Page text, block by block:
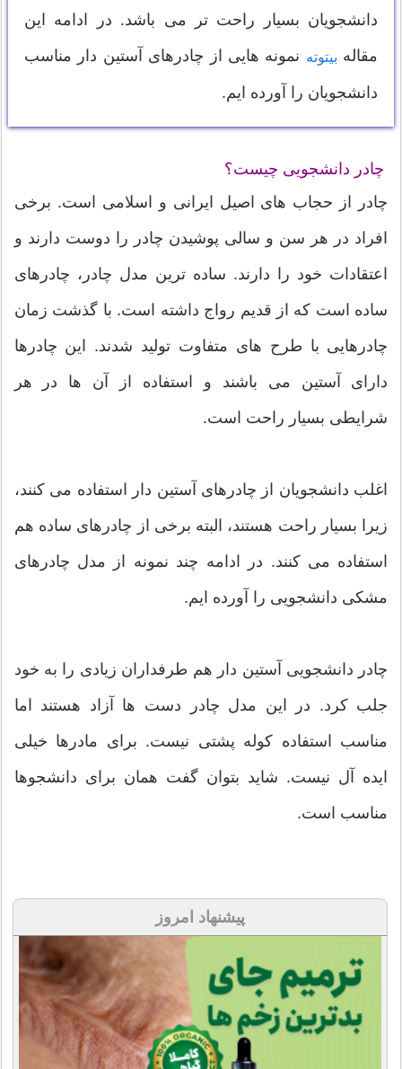
دانشجویان بسیار راحت تر می باشد. در ادامه این
مقاله بیتوته نمونه هایی از چادرهای آستین دار مناسب
دانشجویان را آورده ایم.
چادر دانشجویی چیست؟
چادر از حجاب های اصیل ایرانی و اسلامی است. برخی
افراد در هر سن و سالی پوشیدن چادر را دوست دارند و
اعتقادات خود را دارند. ساده ترین مدل چادر، چادرهای
ساده است که از قدیم رواج داشته است. با گذشت زمان
چادرهایی با طرح های متفاوت تولید شدند. این چادرها
دارای آستین می باشند و استفاده از آن ها در هر
شرایطی بسیار راحت است.
اغلب دانشجویان از چادرهای آستین دار استفاده می کنند،
زیرا بسیار راحت هستند، البته برخی از چادرهای ساده هم
استفاده می کنند. در ادامه چند نمونه از مدل چادرهای
مشکی دانشجویی را آورده ایم.
چادر دانشجویی آستین دار هم طرفداران زیادی را به خود
جلب کرد. در این مدل چادر دست ها آزاد هستند اما
مناسب استفاده کوله پشتی نیست. برای مادرها خیلی
ایده آل نیست. شاید بتوان گفت همان برای دانشجوها
مناسب است.
پیشنهاد امروز